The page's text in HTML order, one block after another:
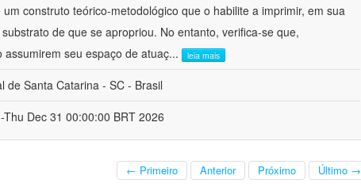
construto teórico-metodológico que o habilite a imprimir, em sua
de que se apropriou. No entanto, verifica-se que,
seu espaço de atuaç... leia mais
de Santa Catarina - SC - Brasil
Dec 31 00:00:00 BRT 2026
← Primeiro Anterior Próximo Último →